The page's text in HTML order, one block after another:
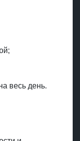
весь день.